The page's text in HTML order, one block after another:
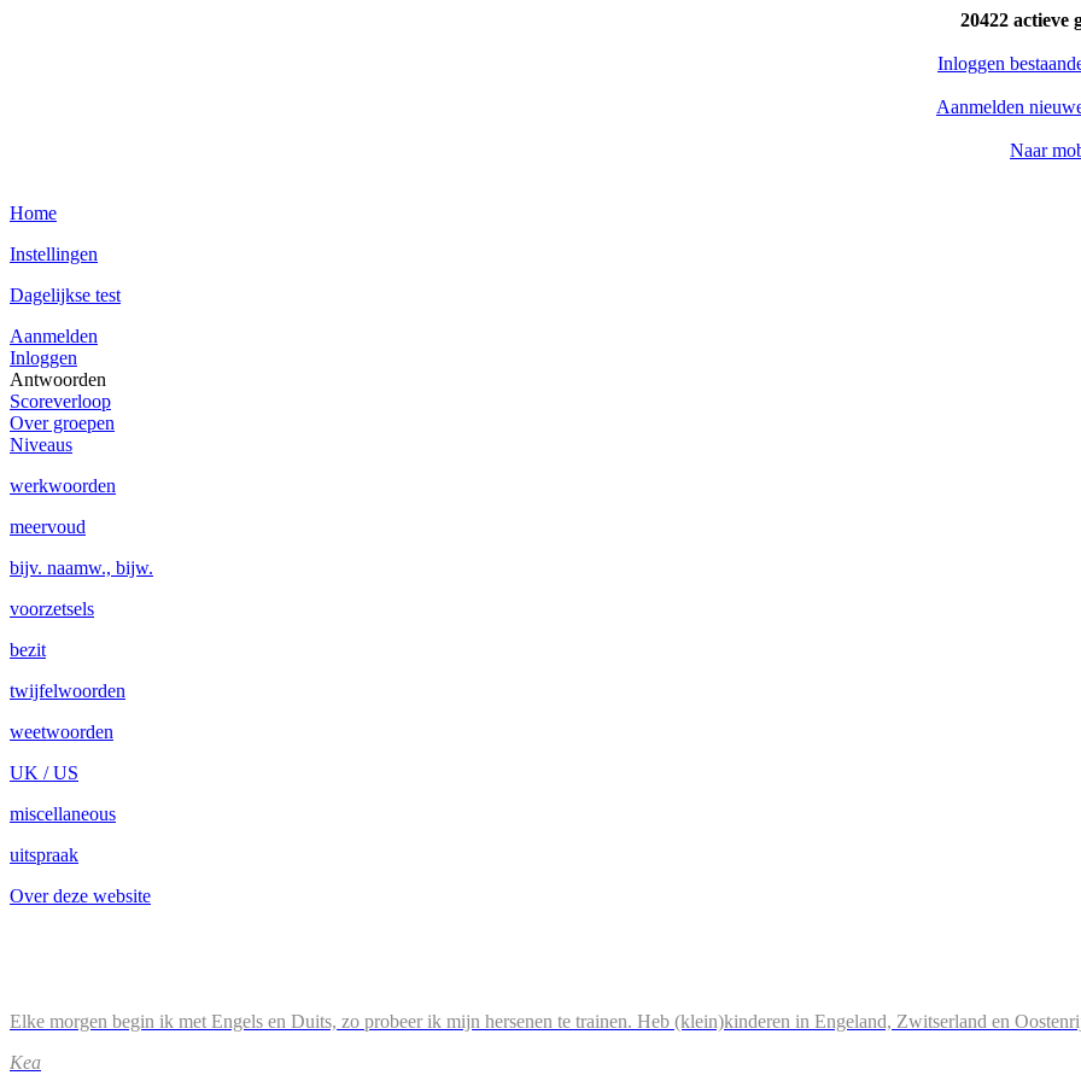
20422 actieve
Inloggen
Aanmelden
Naar
Home
Instellingen
Dagelijkse test
Aanmelden
Inloggen
Antwoorden
Scoreverloop
Over groepen
Niveaus
werkwoorden
meervoud
bijv. naamw., bijw.
voorzetsels
bezit
twijfelwoorden
weetwoorden
UK / US
miscellaneous
uitspraak
Over deze website
Elke morgen begin ik met Engels en Duits, zo probeer ik mijn hersenen te trainen. Heb (klein)kinderen in Engeland, Zwitserland en
Kea